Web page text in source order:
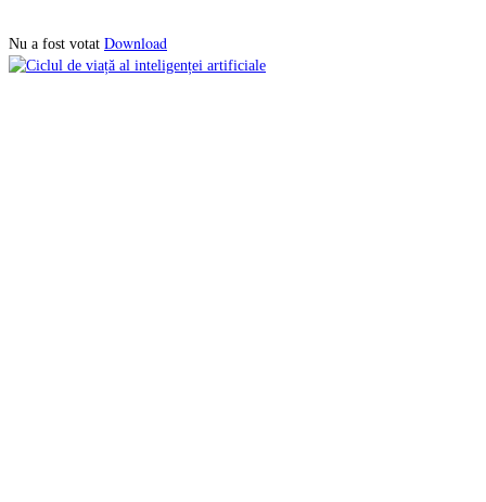
Nu a fost votat Download